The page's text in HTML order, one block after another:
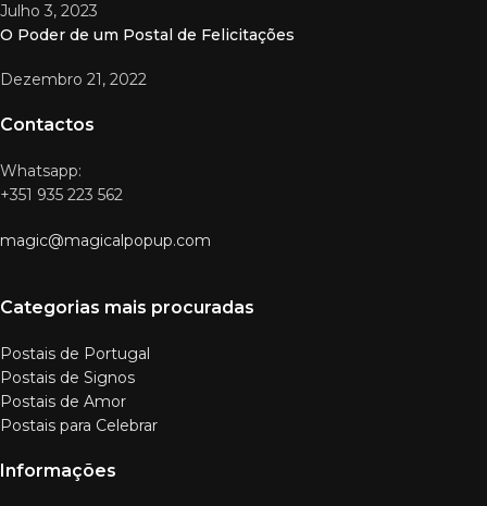
Julho 3, 2023
O Poder de um Postal de Felicitações
Dezembro 21, 2022
Contactos
Whatsapp:
+351 935 223 562
magic@magicalpopup.com
Categorias mais procuradas
Postais de Portugal
Postais de Signos
Postais de Amor
Postais para Celebrar
Informações